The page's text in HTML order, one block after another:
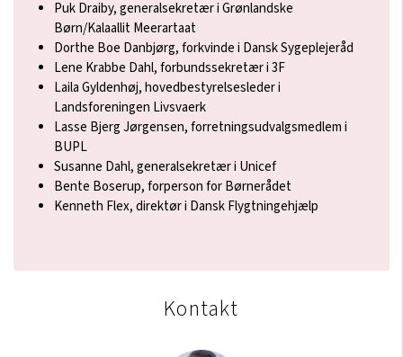
Puk Draiby, generalsekretær i Grønlandske
Børn/Kalaallit Meerartaat
Dorthe Boe Danbjørg, forkvinde i Dansk Sygeplejeråd
Lene Krabbe Dahl, forbundssekretær i 3F
Laila Gyldenhøj, hovedbestyrelsesleder i
Landsforeningen Livsvaerk
Lasse Bjerg Jørgensen, forretningsudvalgsmedlem i
BUPL
Susanne Dahl, generalsekretær i Unicef
Bente Boserup, forperson for Børnerådet
Kenneth Flex, direktør i Dansk Flygtningehjælp
Kontakt